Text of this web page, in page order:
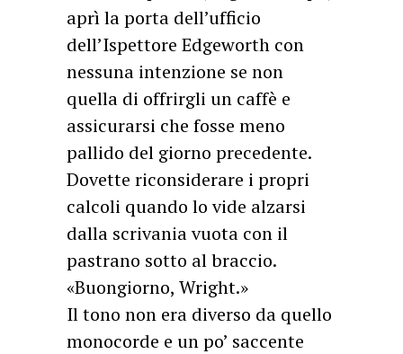
aprì la porta dell’ufficio
dell’Ispettore Edgeworth con
nessuna intenzione se non
quella di offrirgli un caffè e
assicurarsi che fosse meno
pallido del giorno precedente.
Dovette riconsiderare i propri
calcoli quando lo vide alzarsi
dalla scrivania vuota con il
pastrano sotto al braccio.
«Buongiorno, Wright.»
Il tono non era diverso da quello
monocorde e un po’ saccente